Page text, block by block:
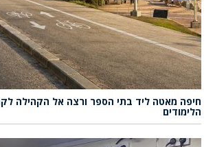
חיפה מאטה ליד בתי הספר ורצה אל הקהילה
הלימודים